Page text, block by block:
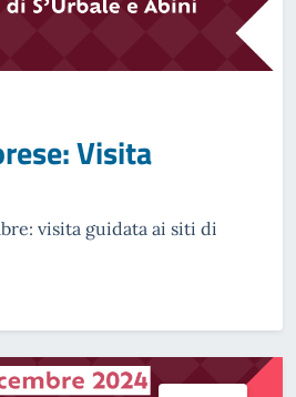
Visita
visita guidata ai siti di